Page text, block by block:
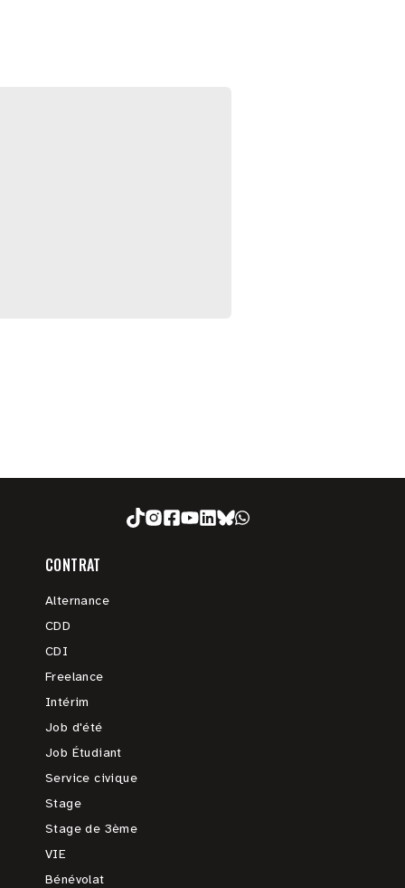
CONTRAT
Alternance
CDD
CDI
Freelance
Intérim
Job d'été
Job Étudiant
Service civique
Stage
Stage de 3ème
VIE
Bénévolat